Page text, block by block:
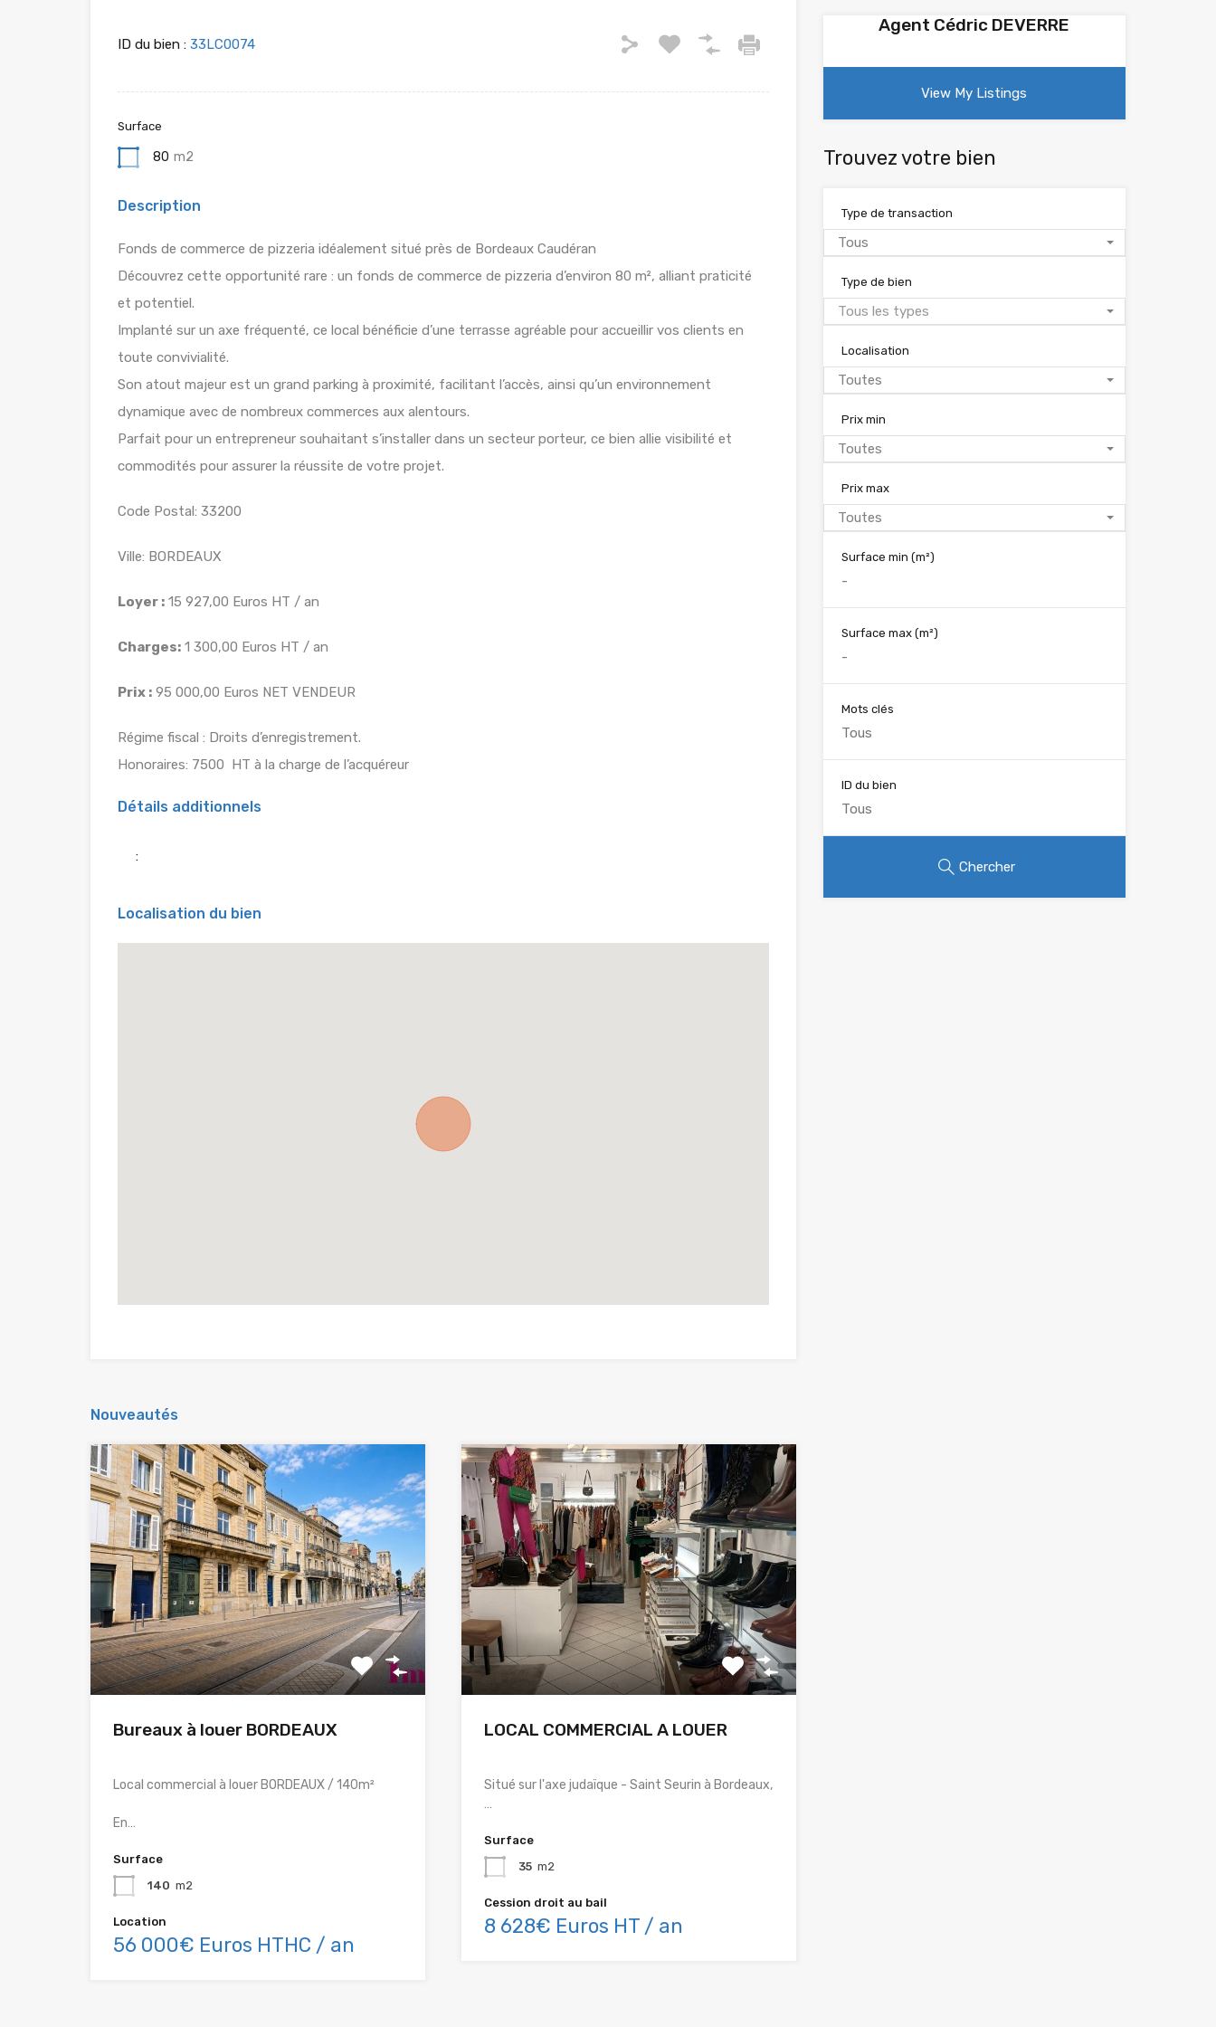
ID du bien : 33LC0074
Surface
80 m2
Description
Fonds de commerce de pizzeria idéalement situé près de Bordeaux Caudéran
Découvrez cette opportunité rare : un fonds de commerce de pizzeria d’environ 80 m², alliant praticité
et potentiel.
Implanté sur un axe fréquenté, ce local bénéficie d’une terrasse agréable pour accueillir vos clients en
toute convivialité.
Son atout majeur est un grand parking à proximité, facilitant l’accès, ainsi qu’un environnement
dynamique avec de nombreux commerces aux alentours.
Parfait pour un entrepreneur souhaitant s’installer dans un secteur porteur, ce bien allie visibilité et
commodités pour assurer la réussite de votre projet.
Code Postal: 33200
Ville: BORDEAUX
Loyer : 15 927,00 Euros HT / an
Charges: 1 300,00 Euros HT / an
Prix : 95 000,00 Euros NET VENDEUR
Régime fiscal : Droits d’enregistrement.
Honoraires: 7500  HT à la charge de l’acquéreur
Détails additionnels
:
Localisation du bien
Nouveautés
Bureaux à louer BORDEAUX
Local commercial à louer BORDEAUX / 140m²
En…
Surface
140 m2
Location
56 000€ Euros HTHC / an
LOCAL COMMERCIAL A LOUER
Situé sur l'axe judaïque - Saint Seurin à Bordeaux,
…
Surface
35 m2
Cession droit au bail
8 628€ Euros HT / an
Agent Cédric DEVERRE
View My Listings
Trouvez votre bien
Type de transaction
Tous
Type de bien
Tous les types
Localisation
Toutes
Prix min
Toutes
Prix max
Toutes
Surface min (m²)
Surface max (m²)
Mots clés
ID du bien
Chercher